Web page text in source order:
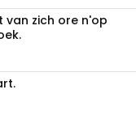
van zich ore n'op